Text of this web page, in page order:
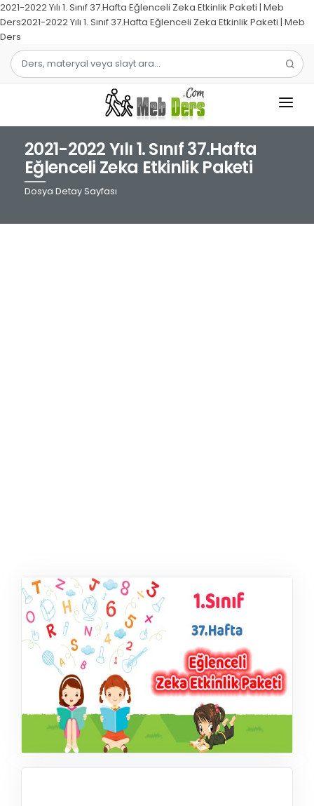
2021-2022 Yılı 1. Sınıf 37.Hafta Eğlenceli Zeka Etkinlik Paketi | Meb
Ders2021-2022 Yılı 1. Sınıf 37.Hafta Eğlenceli Zeka Etkinlik Paketi | Meb
Ders
1.SINIF
2.SINIF
2021-2022 Yılı 1. Sınıf 37.Hafta
Eğlenceli Zeka Etkinlik Paketi
Dosya Detay Sayfası